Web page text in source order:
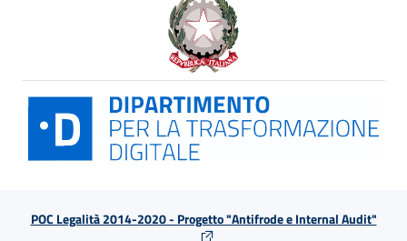
POC Legalità 2014-2020 - Progetto "Antifrode e Internal Audit"